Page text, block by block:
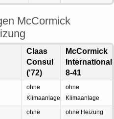
McCormick
Claas
Consul
('72)
McCormick
International
8-41
ohne
Klimaanlage
ohne
Klimaanlage
ohne
ohne Heizung